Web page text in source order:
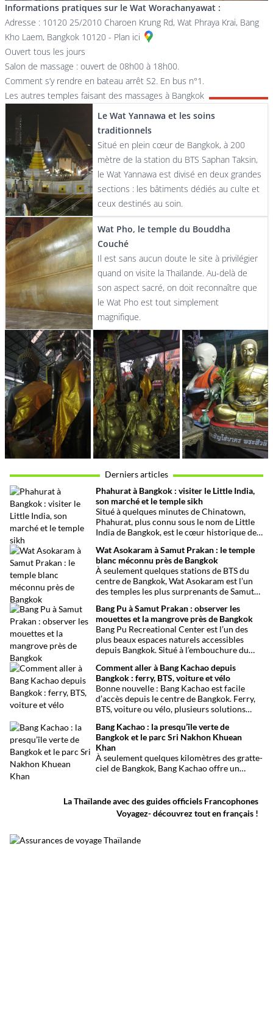
Informations pratiques sur le Wat Worachanyawat :
Adresse : 10120 25/2010 Charoen Krung Rd, Wat Phraya Krai, Bang
Kho Laem, Bangkok 10120 - Plan ici
Ouvert tous les jours
Salon de massage : ouvert de 08h00 à 18h00.
Comment s’y rendre en bateau arrêt S2. En bus n°1.
Les autres temples faisant des massages à Bangkok
Le Wat Yannawa et les soins
traditionnels
Situé en plein cœur de Bangkok, à 200
mètre de la station du BTS Saphan Taksin,
le Wat Yannawa est divisé en deux grandes
sections : les bâtiments dédiés au culte et
ceux destinés au soin.
Wat Pho, le temple du Bouddha
Couché
Il est sans aucun doute le site à privilégier
quand on visite la Thaïlande. Au-delà de
son aspect sacré, on doit reconnaître que
le Wat Pho est tout simplement
magnifique.
Derniers articles
Phahurat à Bangkok : visiter le Little India,
son marché et le temple sikh
Situé à quelques minutes de Chinatown,
Phahurat, plus connu sous le nom de Little
India de Bangkok, est le cœur historique de
capitale thaïlandaise. Entre son célèbre
marché aux tissus, ses restaurants
traditionnels, ses épiceries et son
impressionnant temple sikh, ce quartier
offre une immersion dépaysante au cœur de
Bangkok.
Wat Asokaram à Samut Prakan : le temple
blanc méconnu près de Bangkok
À seulement quelques stations de BTS du
centre de Bangkok, Wat Asokaram est l’un
des temples les plus surprenants de Samut
de l’architecture birmane, son atmosphère
paisible et son importance dans la pratique
de la méditation, il offre une excursion
originale loin des circuits touristiques
habituels.
Bang Pu à Samut Prakan : observer les
mouettes et la mangrove près de Bangkok
Bang Pu Recreational Center est l’un des
plus beaux espaces naturels accessibles
depuis Bangkok. Situé à l’embouchure du
ouvert sur le golfe de Thaïlande, des
mangroves préservées et l’observation de
milliers d’oiseaux migrateurs chaque année.
Comment aller à Bang Kachao depuis
Bangkok : ferry, BTS, voiture et vélo
Bonne nouvelle : Bang Kachao est facile
d’accès depuis le centre de Bangkok. Ferry,
BTS, voiture ou vélo, plusieurs solutions
oasis de verdure.
Bang Kachao : la presqu’île verte de
Bangkok et le parc Sri Nakhon Khuean
Khan
À seulement quelques kilomètres des gratte-
ciel de Bangkok, Bang Kachao offre un
temples et marché flottant, cette vaste
presqu’île protégée constitue l’une des plus
belles escapades nature autour de Bangkok.
permet de découvrir une Thaïlande plus
La Thaïlande avec des guides officiels Francophones
Voyagez- découvrez tout en français !